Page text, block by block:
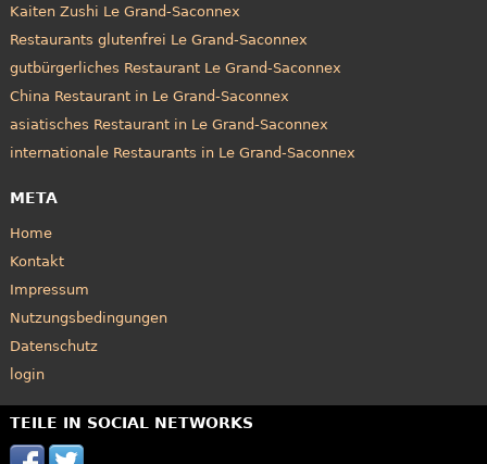
Kaiten Zushi Le Grand-Saconnex
Restaurants glutenfrei Le Grand-Saconnex
gutbürgerliches Restaurant Le Grand-Saconnex
China Restaurant in Le Grand-Saconnex
asiatisches Restaurant in Le Grand-Saconnex
internationale Restaurants in Le Grand-Saconnex
META
Home
Kontakt
Impressum
Nutzungsbedingungen
Datenschutz
login
TEILE IN SOCIAL NETWORKS